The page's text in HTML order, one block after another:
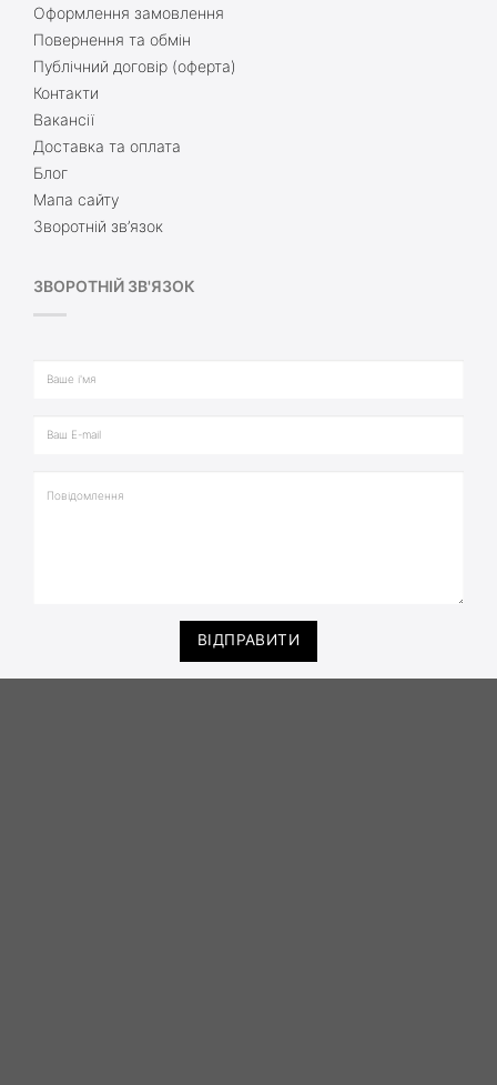
Оформлення замовлення
Повернення та обмін
Публічний договір (оферта)
Контакти
Вакансії
Доставка та оплата
Блог
Мапа сайту
Зворотній зв’язок
ЗВОРОТНІЙ ЗВ'ЯЗОК
ВІДПРАВИТИ